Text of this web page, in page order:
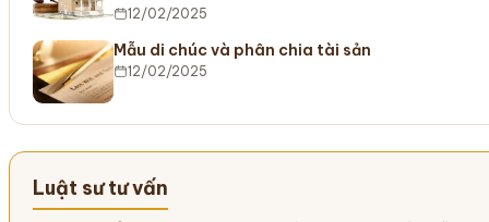
12/02/2025
Mẫu di chúc và phân chia tài sản
12/02/2025
Luật sư tư vấn